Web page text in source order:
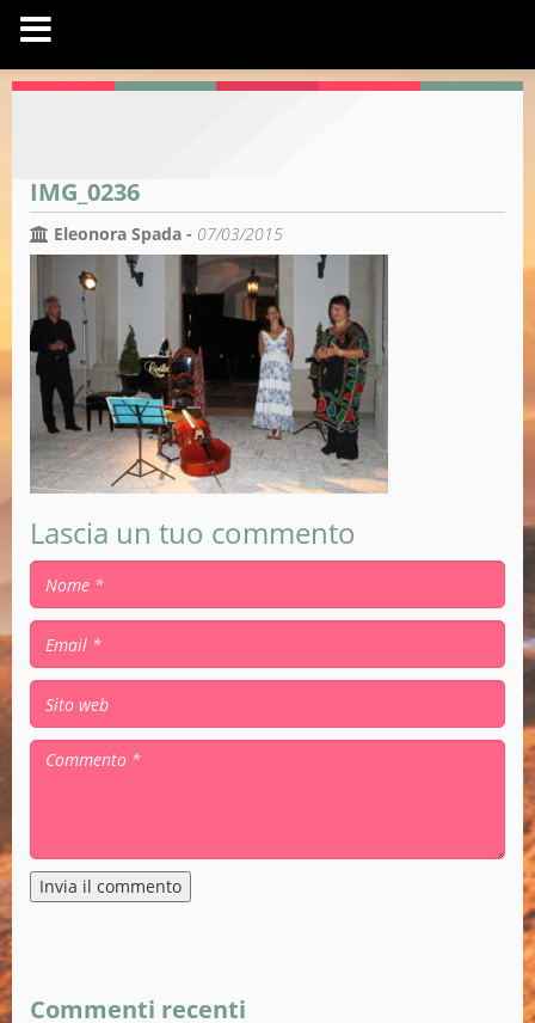
IMG_0236
Eleonora Spada - 07/03/2015
Lascia un tuo commento
Commenti recenti